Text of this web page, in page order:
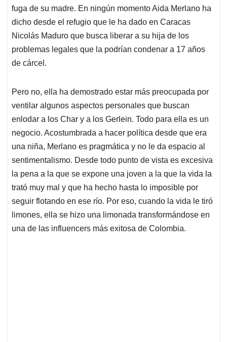
fuga de su madre. En ningún momento Aida Merlano ha
dicho desde el refugio que le ha dado en Caracas
Nicolás Maduro que busca liberar a su hija de los
problemas legales que la podrían condenar a 17 años
de cárcel.
Pero no, ella ha demostrado estar más preocupada por
ventilar algunos aspectos personales que buscan
enlodar a los Char y a los Gerlein. Todo para ella es un
negocio. Acostumbrada a hacer política desde que era
una niña, Merlano es pragmática y no le da espacio al
sentimentalismo. Desde todo punto de vista es excesiva
la pena a la que se expone una joven a la que la vida la
trató muy mal y que ha hecho hasta lo imposible por
seguir flotando en ese río. Por eso, cuando la vida le tiró
limones, ella se hizo una limonada transformándose en
una de las influencers más exitosa de Colombia.